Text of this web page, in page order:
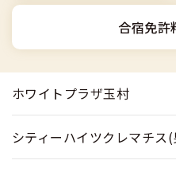
大型車
けん引
普通二種
こだわり、テーマから探す
360度パノラマ教習所
教育訓練給付金制度
保護者の方へ
合宿に関わる料金について
免許取消・失効による再取
冬・雪国の合宿免許は大
みんなが選んだ合宿免許の
全国の運転免許試験場(免
登録商標
個人情報の取扱い
参加規定
入
合宿免許
普通車
ホワイトプラザ玉村
シティーハイツクレマチス